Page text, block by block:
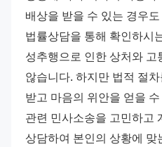
배상을 받을 수 있는 경우
법률상담을 통해 확인하시
성추행으로 인한 상처와 고
않습니다. 하지만 법적 절
받고 마음의 위안을 얻을
관련 민사소송을 고민하고
상담하여 본인의 상황에 맞